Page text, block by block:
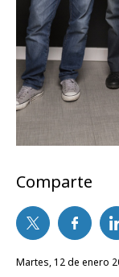
Comparte
martes, 12 de enero